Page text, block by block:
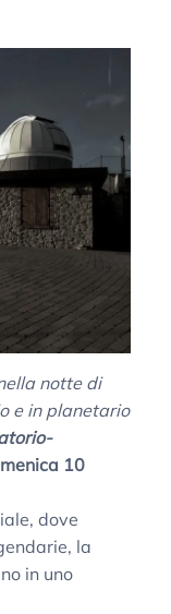
notte di
e in planetario
10
dove
la
in uno